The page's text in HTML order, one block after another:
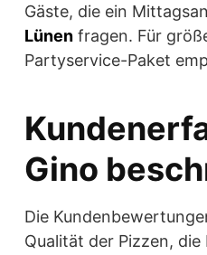
Gäste, die ein
Lünen fragen. Für
Partyservice-Paket
Gino
Die
Qualität der Pizzen,